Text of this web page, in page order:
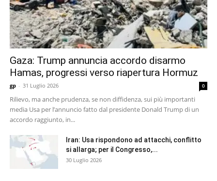
Gaza: Trump annuncia accordo disarmo
Hamas, progressi verso riapertura Hormuz
gp - 31 Luglio 2026 0
Rilievo, ma anche prudenza, se non diffidenza, sui più importanti
media Usa per l’annuncio fatto dal presidente Donald Trump di un
accordo raggiunto, in...
Iran: Usa rispondono ad attacchi, conflitto
si allarga; per il Congresso,...
30 Luglio 2026